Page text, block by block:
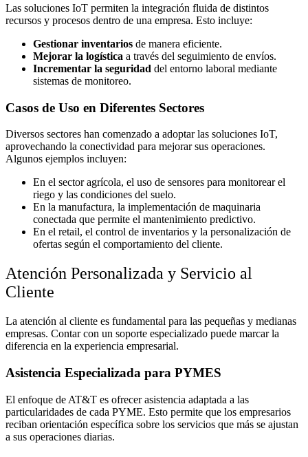
Las soluciones IoT permiten la integración fluida de distintos
recursos y procesos dentro de una empresa. Esto incluye:
Gestionar inventarios de manera eficiente.
Mejorar la logística a través del seguimiento de envíos.
Incrementar la seguridad del entorno laboral mediante
sistemas de monitoreo.
Casos de Uso en Diferentes Sectores
Diversos sectores han comenzado a adoptar las soluciones IoT,
aprovechando la conectividad para mejorar sus operaciones.
Algunos ejemplos incluyen:
En el sector agrícola, el uso de sensores para monitorear el
riego y las condiciones del suelo.
En la manufactura, la implementación de maquinaria
conectada que permite el mantenimiento predictivo.
En el retail, el control de inventarios y la personalización de
ofertas según el comportamiento del cliente.
Atención Personalizada y Servicio al
Cliente
La atención al cliente es fundamental para las pequeñas y medianas
empresas. Contar con un soporte especializado puede marcar la
diferencia en la experiencia empresarial.
Asistencia Especializada para PYMES
El enfoque de AT&T es ofrecer asistencia adaptada a las
particularidades de cada PYME. Esto permite que los empresarios
reciban orientación específica sobre los servicios que más se ajustan
a sus operaciones diarias.